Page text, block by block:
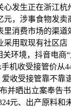
心发生正在浙江
元，涉事食物发
里消费市场的渠
采用取现有社区
环境，抖音电商
手机收受接管价
收受接管靠不
并晒出立案奉告
元、出产原料